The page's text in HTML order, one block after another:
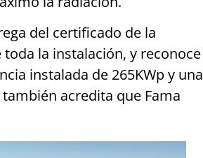
del certificado de la
toda la instalación, y reconoce
instalada de 265KWp y una
acredita que Fama